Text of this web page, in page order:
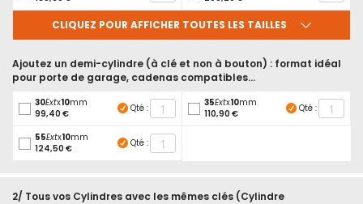
CLIQUEZ POUR AFFICHER TOUTES LES TAILLES
Ajoutez un demi-cylindre (à clé et non à bouton) : format idéal
pour porte de garage, cadenas compatibles...
30Extx10mm
99,40 €
Qté : 35Extx10mm
110,90 €
Qté :
55Extx10mm
124,50 €
Qté :
2/ Tous vos Cylindres avec les mêmes clés (Cylindre